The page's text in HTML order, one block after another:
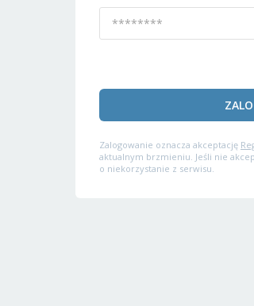
Zalogowanie oznacza akceptację
aktualnym brzmieniu. Jeśli nie
o niekorzystanie z serwisu.